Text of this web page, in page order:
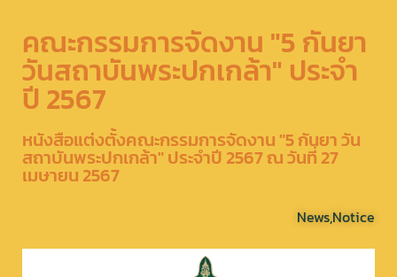
คณะกรรมการจัดงาน "5 กันยา
วันสถาบันพระปกเกล้า" ประจำ
ปี 2567
หนังสือแต่งตั้งคณะกรรมการจัดงาน "5 กันยา วัน
สถาบันพระปกเกล้า" ประจำปี 2567 ณ วันที่ 27
เมษายน 2567
News,Notice